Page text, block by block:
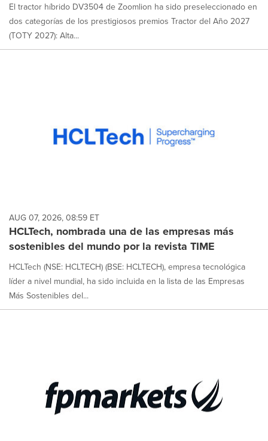
El tractor híbrido DV3504 de Zoomlion ha sido preseleccionado en
dos categorías de los prestigiosos premios Tractor del Año 2027
(TOTY 2027): Alta...
AUG 07, 2026, 08:59 ET
HCLTech, nombrada una de las empresas más
sostenibles del mundo por la revista TIME
HCLTech (NSE: HCLTECH) (BSE: HCLTECH), empresa tecnológica
líder a nivel mundial, ha sido incluida en la lista de las Empresas
Más Sostenibles del...